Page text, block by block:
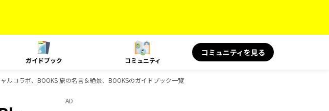
ガイドブック コミュニティ
コミュニティを見る
コラボ、BOOKS 旅の名言＆絶景、BOOKSのガイドブック一覧
AD